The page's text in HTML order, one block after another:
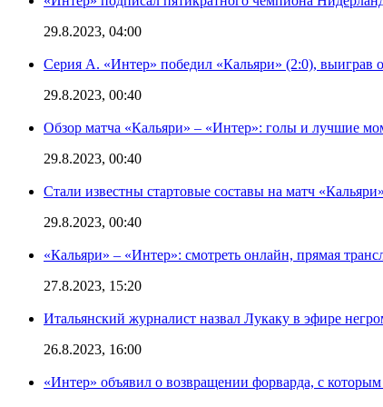
29.8.2023, 04:00
Серия А. «Интер» победил «Кальяри» (2:0), выиграв
29.8.2023, 00:40
Обзор матча «Кальяри» – «Интер»: голы и лучшие
29.8.2023, 00:40
Стали известны стартовые составы на матч
29.8.2023, 00:40
«Кальяри» – «Интер»: смотреть онлайн, прямая
27.8.2023, 15:20
Итальянский журналист назвал Лукаку в эфире
26.8.2023, 16:00
«Интер» объявил о возвращении форварда, с которым